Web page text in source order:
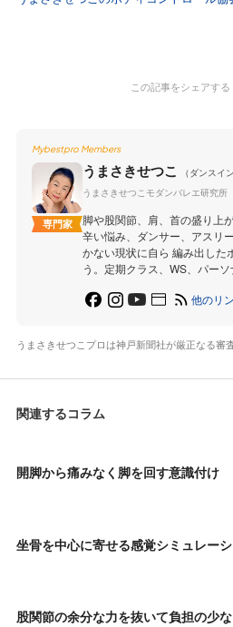
この記事をシェアする
Mybestpro Members
専門家
うまさきせつこ
（ダンスイ
うまさきせつこモダンバレエ研究所
脚や股関節、肩、首の盛り上
辛い悩み、ダンサー、アスリ
かない現状に自ら 編み出した
う。定期クラス、WS、パー
他のリ
うまさきせつこプロは神戸新聞社が厳正なる審
関連するコラム
開脚から痛みなく脚を回す意識付け
坐骨を中心に寄せる感覚シミュレー
股関節の余分な力を抜いて負担の少